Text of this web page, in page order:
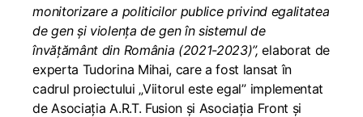
monitorizare a politicilor publice privind egalitatea
de gen și violența de gen în sistemul de
învățământ din România (2021-2023)”, elaborat de
experta Tudorina Mihai, care a fost lansat în
cadrul proiectului „Viitorul este egal” implementat
de Asociația A.R.T. Fusion și Asociația Front și